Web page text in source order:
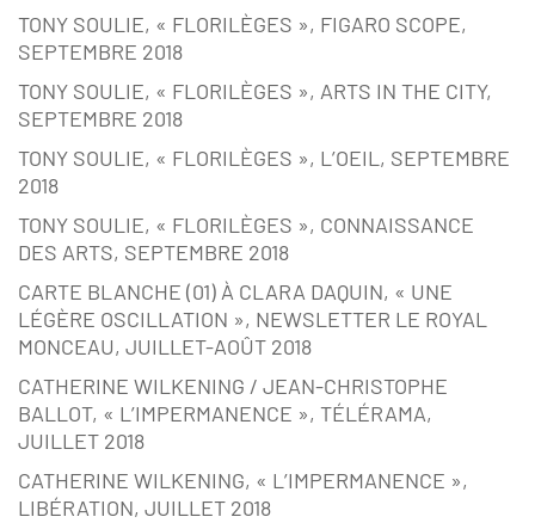
TONY SOULIE, « FLORILÈGES », FIGARO SCOPE,
SEPTEMBRE 2018
TONY SOULIE, « FLORILÈGES », ARTS IN THE CITY,
SEPTEMBRE 2018
TONY SOULIE, « FLORILÈGES », L’OEIL, SEPTEMBRE
2018
TONY SOULIE, « FLORILÈGES », CONNAISSANCE
DES ARTS, SEPTEMBRE 2018
CARTE BLANCHE (01) À CLARA DAQUIN, « UNE
LÉGÈRE OSCILLATION », NEWSLETTER LE ROYAL
MONCEAU, JUILLET-AOÛT 2018
CATHERINE WILKENING / JEAN-CHRISTOPHE
BALLOT, « L’IMPERMANENCE », TÉLÉRAMA,
JUILLET 2018
CATHERINE WILKENING, « L’IMPERMANENCE »,
LIBÉRATION, JUILLET 2018